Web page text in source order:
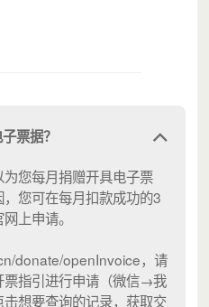
讲。平时都是我自己一个人
票据？
您每月捐赠开具电子票
您可在每月扣款成功的3
上申请。
donate/openInvoice，请
票指引进行申请（微信→我
要查询的记录，获取交